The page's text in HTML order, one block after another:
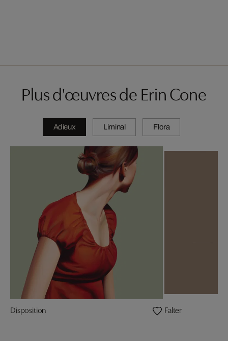
Plus d'œuvres de Erin Cone
Adieux Liminal Flora
Disposition Falter